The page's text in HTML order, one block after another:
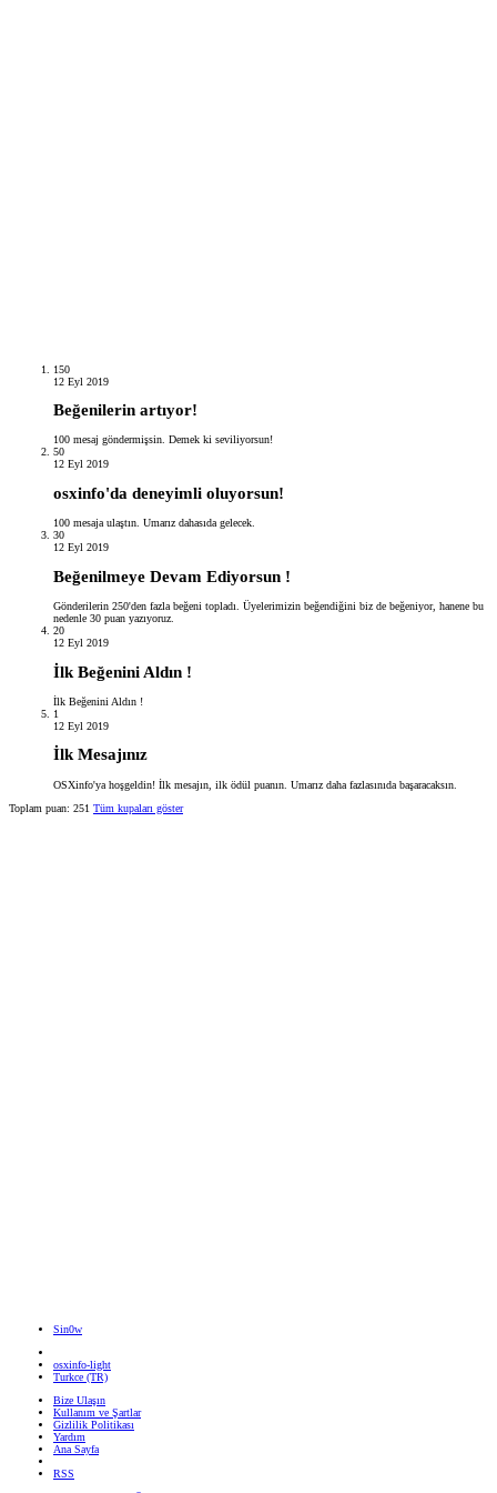
150
12 Eyl 2019
Beğenilerin artıyor!
100 mesaj göndermişsin. Demek ki seviliyorsun!
50
12 Eyl 2019
osxinfo'da deneyimli oluyorsun!
100 mesaja ulaştın. Umarız dahasıda gelecek.
30
12 Eyl 2019
Beğenilmeye Devam Ediyorsun !
Gönderilerin 250'den fazla beğeni topladı. Üyelerimizin beğendiğini biz de beğeniyor, hanene bu
nedenle 30 puan yazıyoruz.
20
12 Eyl 2019
İlk Beğenini Aldın !
İlk Beğenini Aldın !
1
12 Eyl 2019
İlk Mesajınız
OSXinfo'ya hoşgeldin! İlk mesajın, ilk ödül puanın. Umarız daha fazlasınıda başaracaksın.
Toplam puan: 251 Tüm kupaları göster
Sin0w
osxinfo-light
Turkce (TR)
Bize Ulaşın
Kullanım ve Şartlar
Gizlilik Politikası
Yardım
Ana Sayfa
RSS